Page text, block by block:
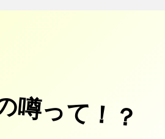
噂って！？